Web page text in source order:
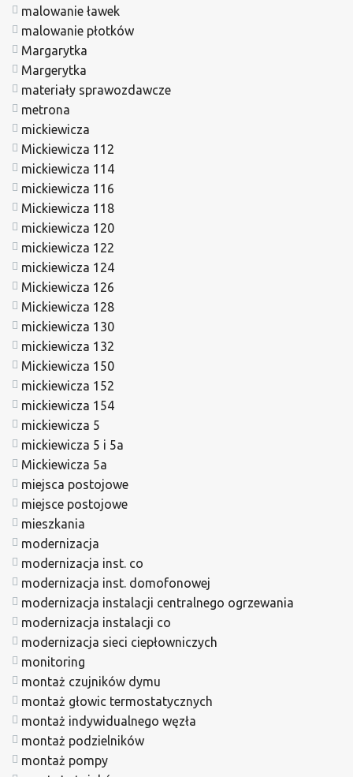
malowanie ławek
malowanie płotków
Margarytka
Margerytka
materiały sprawozdawcze
metrona
mickiewicza
Mickiewicza 112
mickiewicza 114
mickiewicza 116
Mickiewicza 118
mickiewicza 120
mickiewicza 122
mickiewicza 124
Mickiewicza 126
Mickiewicza 128
mickiewicza 130
mickiewicza 132
Mickiewicza 150
mickiewicza 152
mickiewicza 154
mickiewicza 5
mickiewicza 5 i 5a
Mickiewicza 5a
miejsca postojowe
miejsce postojowe
mieszkania
modernizacja
modernizacja inst. co
modernizacja inst. domofonowej
modernizacja instalacji centralnego ogrzewania
modernizacja instalacji co
modernizacja sieci ciepłowniczych
monitoring
montaż czujników dymu
montaż głowic termostatycznych
montaż indywidualnego węzła
montaż podzielników
montaż pompy